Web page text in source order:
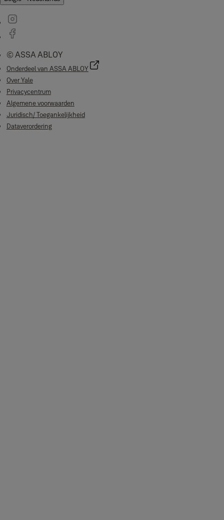
© ASSA ABLOY
Onderdeel van ASSA ABLOY
Over Yale
Privacycentrum
Algemene voorwaarden
Juridisch/ Toegankelijkheid
Dataverordering